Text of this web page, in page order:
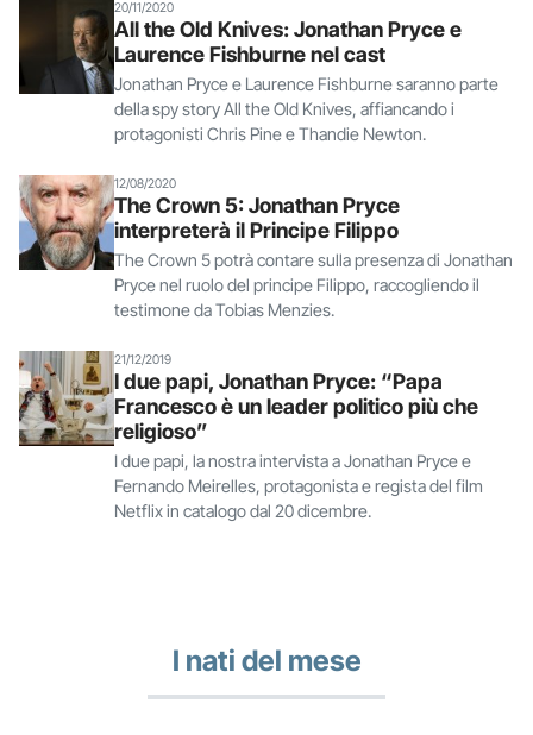
20/11/2020
All the Old Knives: Jonathan Pryce e
Laurence Fishburne nel cast
Jonathan Pryce e Laurence Fishburne saranno parte
della spy story All the Old Knives, affiancando i
protagonisti Chris Pine e Thandie Newton.
12/08/2020
The Crown 5: Jonathan Pryce
interpreterà il Principe Filippo
The Crown 5 potrà contare sulla presenza di Jonathan
Pryce nel ruolo del principe Filippo, raccogliendo il
testimone da Tobias Menzies.
21/12/2019
I due papi, Jonathan Pryce: “Papa
Francesco è un leader politico più che
religioso”
I due papi, la nostra intervista a Jonathan Pryce e
Fernando Meirelles, protagonista e regista del film
Netflix in catalogo dal 20 dicembre.
I nati del mese